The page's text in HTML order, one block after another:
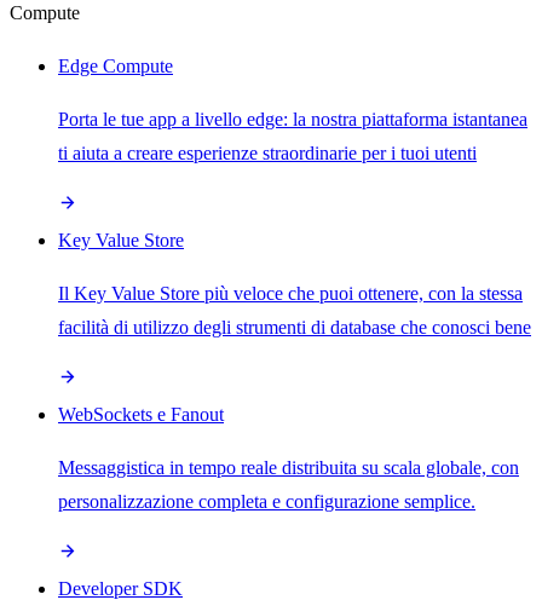
Compute
Edge Compute
Porta le tue app a livello edge: la nostra piattaforma istantanea
ti aiuta a creare esperienze straordinarie per i tuoi utenti
Key Value Store
Il Key Value Store più veloce che puoi ottenere, con la stessa
facilità di utilizzo degli strumenti di database che conosci bene
WebSockets e Fanout
Messaggistica in tempo reale distribuita su scala globale, con
personalizzazione completa e configurazione semplice.
Developer SDK